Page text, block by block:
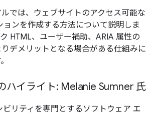
では、ウェブサイトのアクセス可能な
ョンを作成する方法について説明しま
HTML、ユーザー補助、ARIA 属性の
デメリットとなる場合がある仕組みに
ハイライト: Melanie Sumner 氏
ビリティを専門とするソフトウェア エ